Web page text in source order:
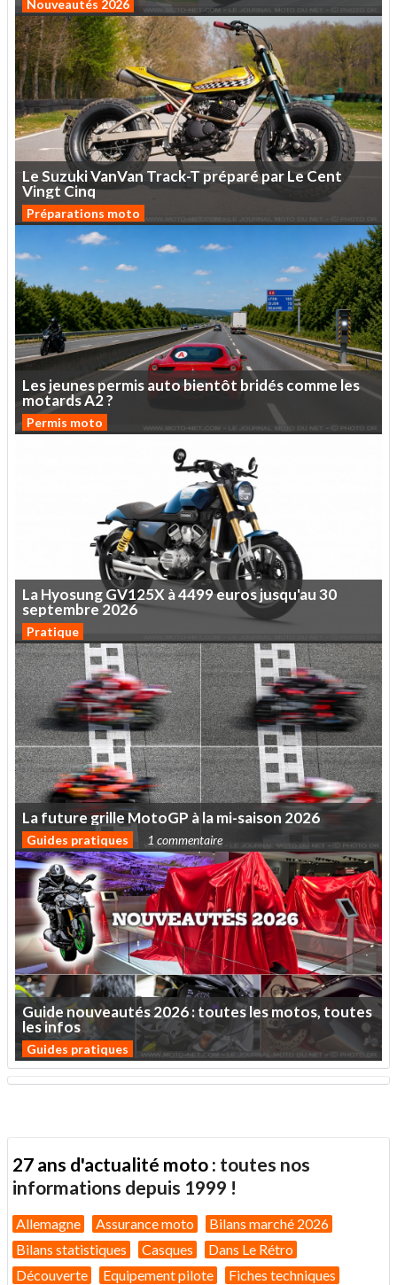
Nouveautés 2026
LeSuzukiVanVanTrack-TpréparéparLeCent
Vingt Cinq
Préparations moto
Lesjeunespermisautobientôt bridéscommeles
motardsA2?
Permis moto
LaHyosungGV125X à4499eurosjusqu'au30
septembre2026
Pratique
Lafuturegrille MotoGP àlami-saison 2026
Guides pratiques 1 commentaire
Guidenouveautés2026:touteslesmotos,toutes
lesinfos
Guides pratiques
27 ans d'actualité moto : toutes nos
informations depuis 1999 !
Allemagne Assurance moto
Bilans marché 2026
Bilans statistiques
Casques
Dans Le Rétro
Découverte
Equipement pilote Fiches techniques